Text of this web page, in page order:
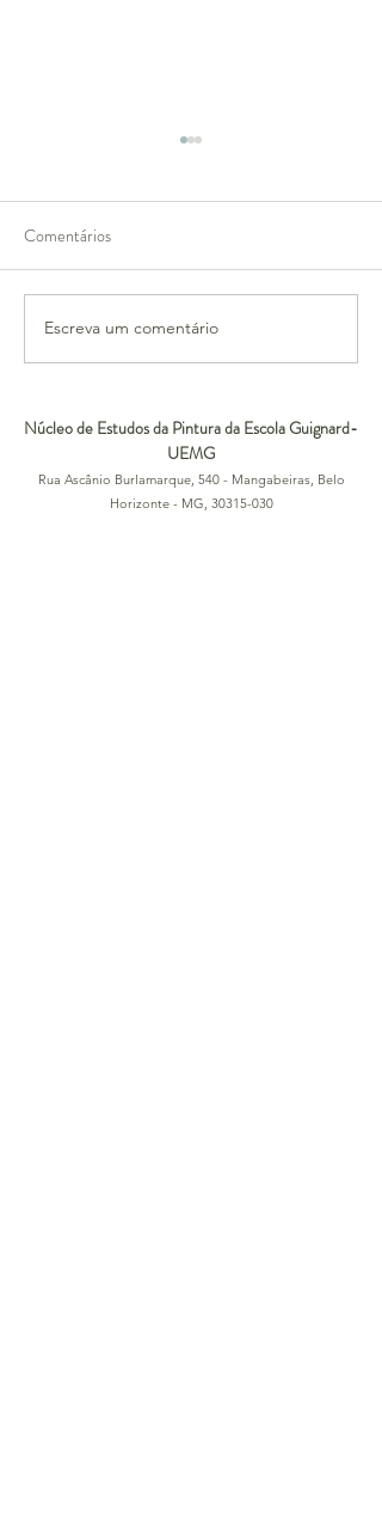
Zaha Hadid
Comentários
Escreva um comentário
Núcleo de Estudos da Pintura da Escola Guignard-
UEMG
Rua Ascânio Burlamarque, 540 - Mangabeiras, Belo
Horizonte - MG, 30315-030